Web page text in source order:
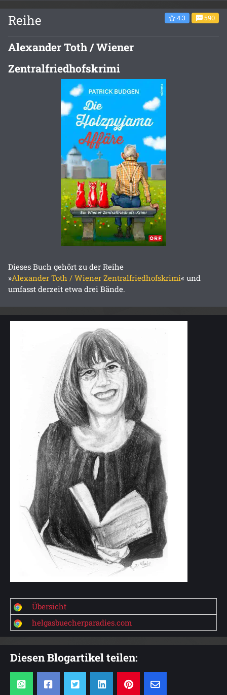
Reihe 4.3 590
Alexander Toth / Wiener
Zentralfriedhofskrimi
Dieses Buch gehört zu der Reihe
»Alexander Toth / Wiener Zentralfriedhofskrimi« und
umfasst derzeit etwa drei Bände.
Übersicht
helgasbuecherparadies.com
Diesen Blogartikel teilen: